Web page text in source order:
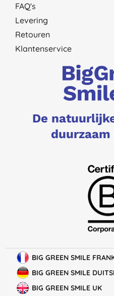
FAQ's
Levering
Retouren
Klantenservice
De
duurzaam
BIG GREEN SMILE
BIG GREEN SMILE
BIG GREEN SMILE UK